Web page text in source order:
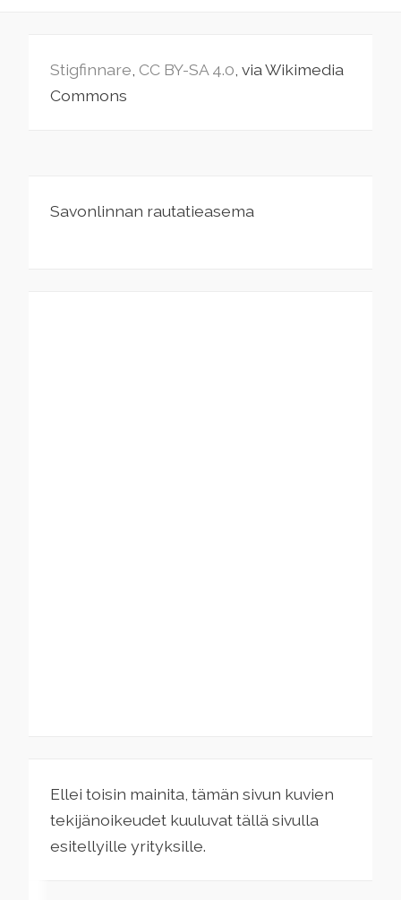
Stigfinnare CC BY-SA 4.0 , via Wikimedia
Commons
Savonlinnan rautatieasema
Ellei toisin mainita, tämän sivun kuvien
tekijänoikeudet kuuluvat tällä sivulla
esitellyille yrityksille.